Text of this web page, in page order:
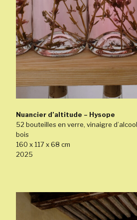
Nuancier d’altitude – Hysope
52 bouteilles en verre, vinaigre
bois
160 x 117 x 68 cm
2025